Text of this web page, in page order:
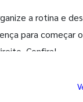
a rotina e
para começar
Confira!